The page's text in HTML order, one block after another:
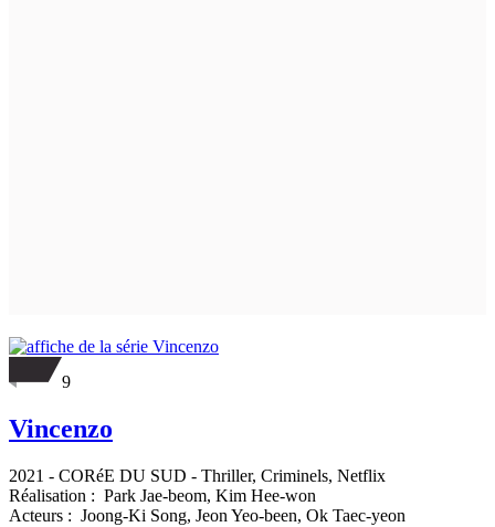
9
Vincenzo
2021 - CORéE DU SUD - Thriller, Criminels, Netflix
Réalisation : Park Jae-beom, Kim Hee-won
Acteurs : Joong-Ki Song, Jeon Yeo-been, Ok Taec-yeon